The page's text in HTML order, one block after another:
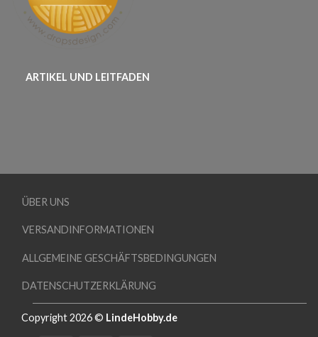
ARTIKEL UND LEITFADEN
ÜBER UNS
VERSANDINFORMATIONEN
ALLGEMEINE GESCHÄFTSBEDINGUNGEN
DATENSCHUTZERKLÄRUNG
Copyright 2026 © LindeHobby.de